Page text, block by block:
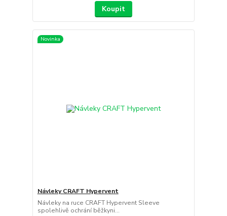
Koupit
Novinka
Návleky CRAFT Hypervent
Návleky na ruce CRAFT Hypervent Sleeve
spolehlivě ochrání běžkyni...